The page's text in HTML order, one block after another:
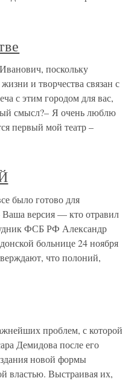
поскольку
и творчества связан с
с этим городом для вас,
смысл?– Я очень люблю
первый мой театр –
готово для
Ваша версия — кто отравил
ФСБ РФ Александр
больнице 24 ноября
что полоний,
проблем, с которой
Демидова после его
новой формы
властью. Выстраивая их,